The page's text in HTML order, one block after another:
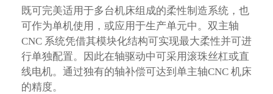
既可完美适用于多台机床组成的柔性制造系统，也
可作为单机使用，或应用于生产单元中。双主轴
CNC 系统凭借其模块化结构可实现最大柔性并可进
行单独配置。因此在轴驱动中可采用滚珠丝杠或直
线电机。通过独有的轴补偿可达到单主轴CNC 机床
的精度。